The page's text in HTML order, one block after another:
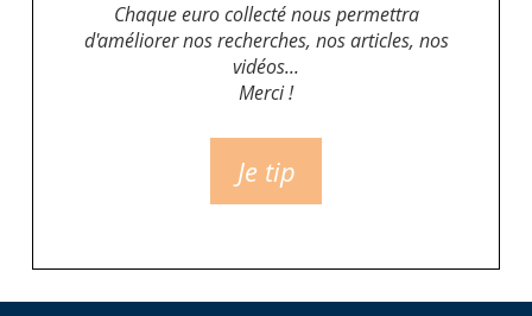
Chaque euro collecté nous permettra
d'améliorer nos recherches, nos articles, nos
vidéos...
Merci !
Je tip